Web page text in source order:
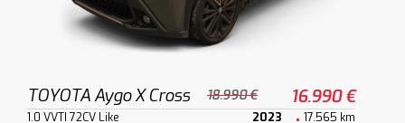
TOYOTA Aygo X Cross 18.990 € 16.990 €
1.0 VVTI 72CV Like 2023 17.565 km